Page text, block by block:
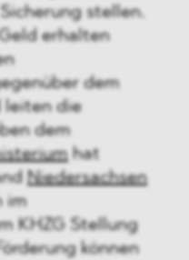
stellen.
erhalten
dem
leiten die
dem
hat
Niedersachsen
im
KHZG Stellung
können